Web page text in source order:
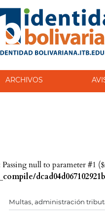
ARCHIVOS
Passing null to parameter #1